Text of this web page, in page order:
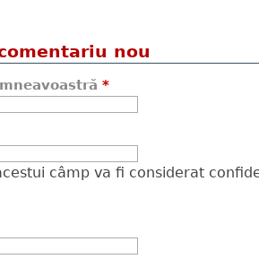
nou
*
câmp va fi considerat